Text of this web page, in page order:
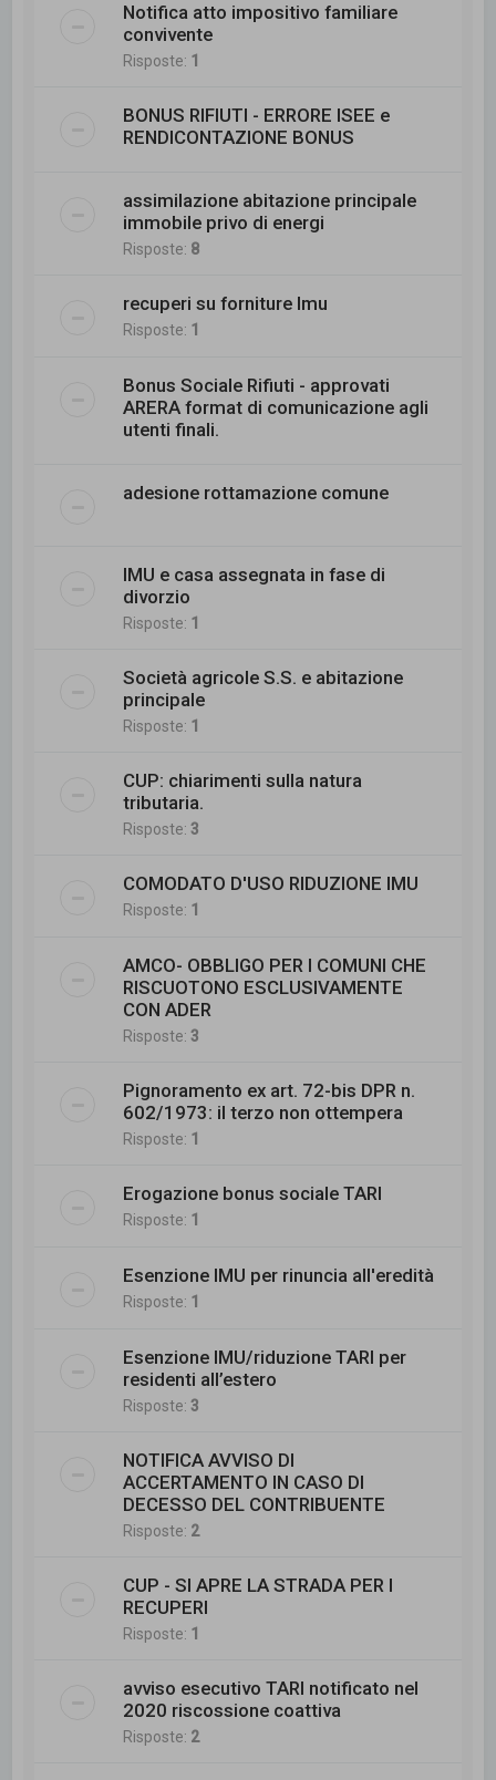
Notifica atto impositivo familiare
convivente
Risposte: 1
BONUS RIFIUTI - ERRORE ISEE e
RENDICONTAZIONE BONUS
assimilazione abitazione principale
immobile privo di energi
Risposte: 8
recuperi su forniture Imu
Risposte: 1
Bonus Sociale Rifiuti - approvati
ARERA format di comunicazione agli
utenti finali.
adesione rottamazione comune
IMU e casa assegnata in fase di
divorzio
Risposte: 1
Società agricole S.S. e abitazione
principale
Risposte: 1
CUP: chiarimenti sulla natura
tributaria.
Risposte:3
COMODATO D'USO RIDUZIONE IMU
Risposte: 1
AMCO- OBBLIGO PER I COMUNI CHE
RISCUOTONO ESCLUSIVAMENTE
CON ADER
Risposte:3
Pignoramento ex art. 72-bis DPR n.
602/1973: il terzo non ottempera
Risposte: 1
Erogazione bonus sociale TARI
Risposte: 1
Esenzione IMU per rinuncia all'eredità
Risposte: 1
Esenzione IMU/riduzione TARI per
residenti all’estero
Risposte:3
NOTIFICA AVVISO DI
ACCERTAMENTO IN CASO DI
DECESSO DEL CONTRIBUENTE
Risposte: 2
CUP - SI APRE LA STRADA PER I
RECUPERI
Risposte: 1
avviso esecutivo TARI notificato nel
2020 riscossione coattiva
Risposte: 2